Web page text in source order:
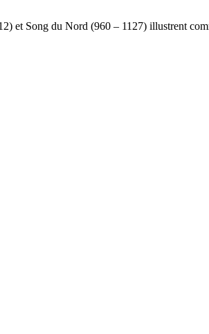
et Song du Nord (960 – 1127) illustrent